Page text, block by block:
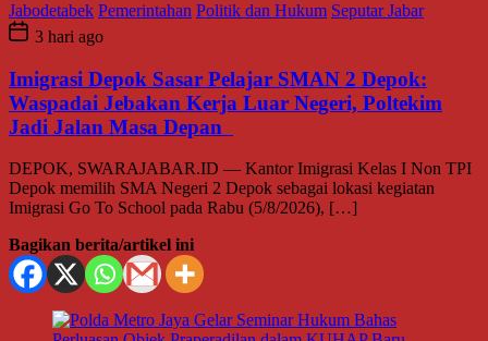
Jabodetabek Pemerintahan Politik dan Hukum Seputar Jabar
3 hari ago
Imigrasi Depok Sasar Pelajar SMAN 2 Depok:
Waspadai Jebakan Kerja Luar Negeri, Poltekim
Jadi Jalan Masa Depan
DEPOK, SWARAJABAR.ID — Kantor Imigrasi Kelas I Non TPI
Depok memilih SMA Negeri 2 Depok sebagai lokasi kegiatan
Imigrasi Go To School pada Rabu (5/8/2026), […]
Bagikan berita/artikel ini